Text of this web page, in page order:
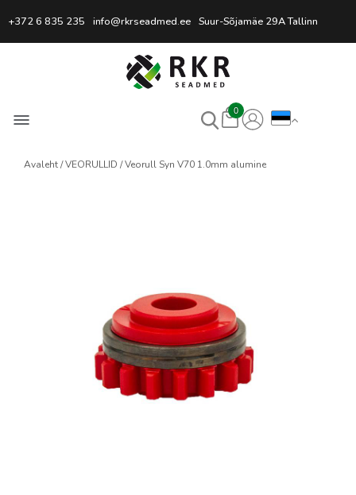
Professionaalne
+372 6 835 235 info@rkrseadmed.ee Suur-Sõjamäe 29A Tallinn
0
Avaleht VEORULLID Veorull Syn V70 1.0mm alumine